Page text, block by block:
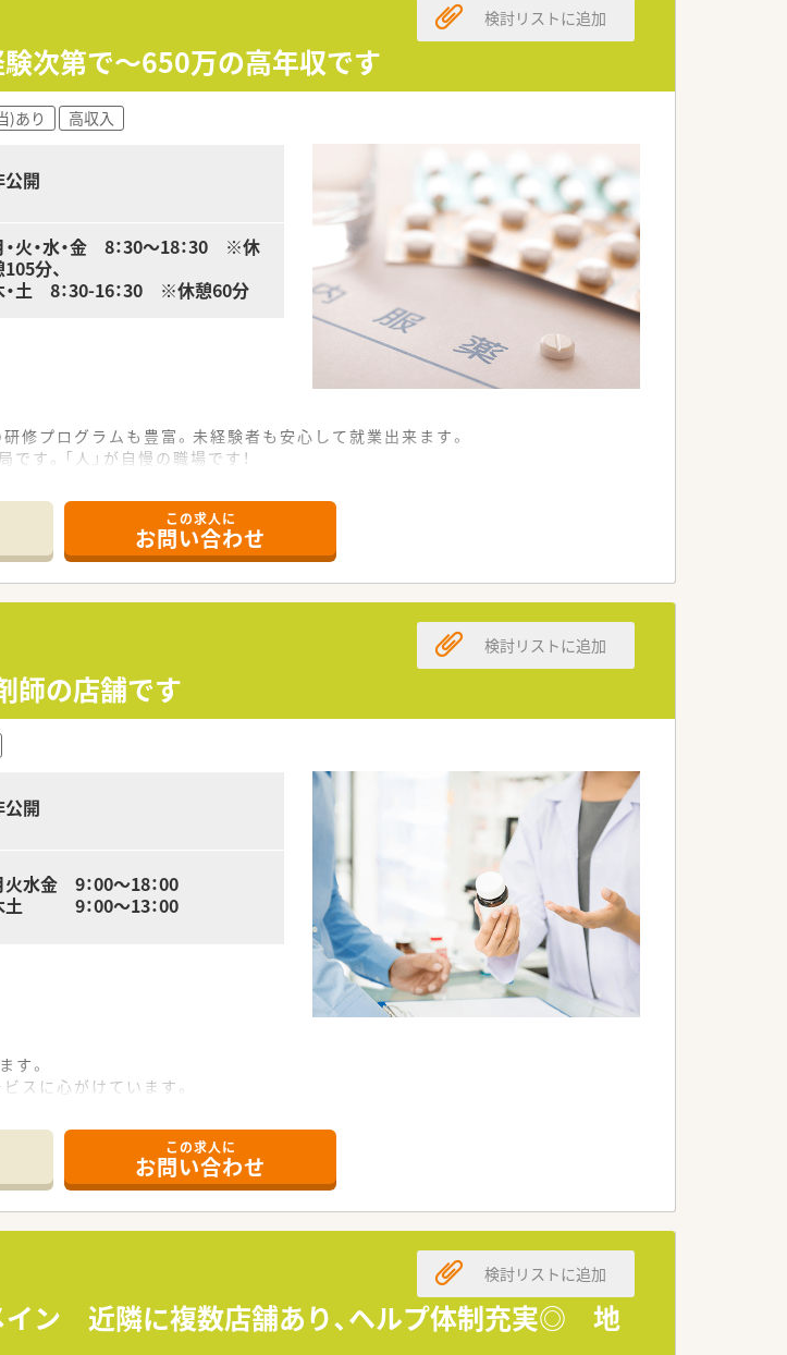
次第で～650万の高年収です
検討リストに追加
)あり 高収入
公開
・火・水・金 8：30～18：30 ※休
分、
・土 8：30-16：30 ※休憩60分
プログラムも豊富。未経験者も安心して就業出来ます。
す。「人」が自慢の職場です！
この求人に
お問い合わせ
の店舗です
検討リストに追加
公開
火水金 9：00～18：00
土 9：00～13：00
す。
スに心がけています。
も服薬歴の確認が可能
ており、それぞれの効能に応じたアロマを販売しています
この求人に
お問い合わせ
イン 近隣に複数店舗あり、ヘルプ体制充実◎ 地
検討リストに追加